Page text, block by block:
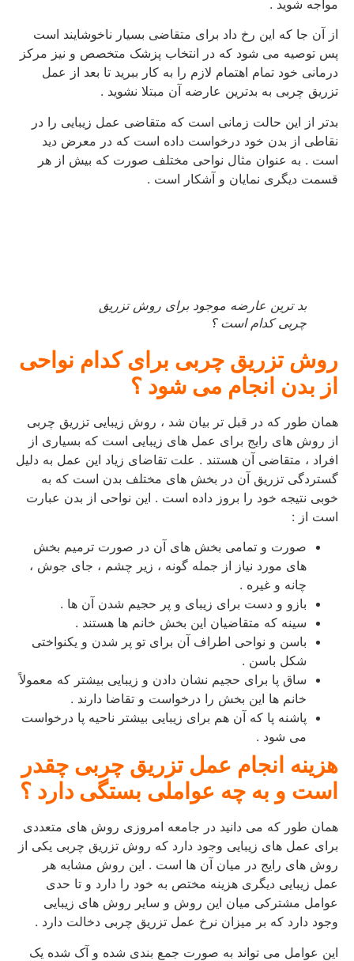
مواجه شوید .
از آن جا که این رخ داد برای متقاضی بسیار ناخوشایند است
پس توصیه می شود که در انتخاب پزشک متخصص و نیز مرکز
درمانی خود تمام اهتمام لازم را به کار ببرید تا بعد از عمل
تزریق چربی به بدترین عارضه آن مبتلا نشوید .
بدتر از این حالت زمانی است که متقاضی عمل زیبایی را در
نقاطی از بدن خود درخواست داده است که در معرض دید
است . به عنوان مثال نواحی مختلف صورت که بیش از هر
قسمت دیگری نمایان و آشکار است .
بد ترین عارضه موجود برای روش تزریق
چربی کدام است ؟
روش تزریق چربی برای کدام نواحی
از بدن انجام می شود ؟
همان طور که در قبل تر بیان شد ، روش زیبایی تزریق چربی
از روش های رایج برای عمل های زیبایی است که بسیاری از
افراد ، متقاضی آن هستند . علت تقاضای زیاد این عمل به دلیل
گستردگی تزریق آن در بخش های مختلف بدن است که به
خوبی نتیجه خود را بروز داده است . این نواحی از بدن عبارت
است از :
صورت و تمامی بخش های آن در صورت ترمیم بخش
های مورد نیاز از جمله گونه ، زیر چشم ، جای جوش ،
چانه و غیره .
بازو و دست برای زیبای و پر حجیم شدن آن ها .
سینه که متقاضیان این بخش خانم ها هستند .
باسن و نواحی اطراف آن برای تو پر شدن و یکنواختی
شکل باسن .
ساق پا برای حجیم نشان دادن و زیبایی بیشتر که معمولاً
خانم ها این بخش را درخواست و تقاضا دارند .
پاشنه پا که آن هم برای زیبایی بیشتر ناحیه پا درخواست
می شود .
هزینه انجام عمل تزریق چربی چقدر
است و به چه عواملی بستگی دارد ؟
همان طور که می دانید در جامعه امروزی روش های متعددی
برای عمل های زیبایی وجود دارد که روش تزریق چربی یکی از
روش های رایج در میان آن ها است . این روش مشابه هر
عمل زیبایی دیگری هزینه مختص به خود را دارد و تا حدی
عوامل مشترکی میان این روش و سایر روش های زیبایی
وجود دارد که بر میزان نرخ عمل تزریق چربی دخالت دارد .
این عوامل می تواند به صورت جمع بندی شده و آک شده یک